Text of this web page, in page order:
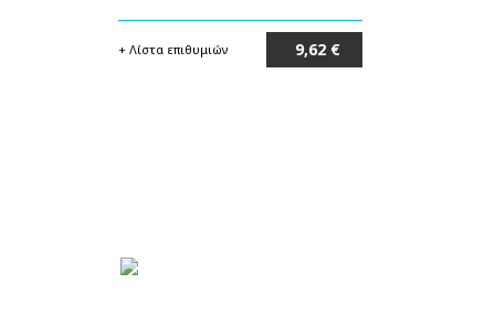
+ Λίστα επιθυμιών 9,62 €